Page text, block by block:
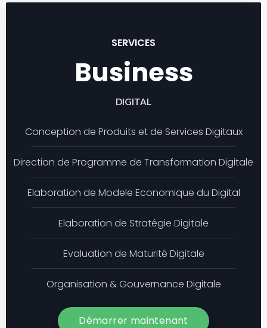
SERVICES
Business
DIGITAL
Conception de Produits et de Services Digitaux
Direction de Programme de Transformation Digitale
Elaboration de Modele Economique du Digital
Elaboration de Stratégie Digitale
Evaluation de Maturité Digitale
Organisation & Gouvernance Digitale
Démarrer maintenant